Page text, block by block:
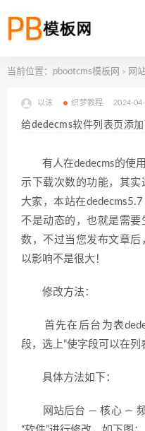
当前位置： pbootcms模板网 > 网
以沫 织梦教程 2024-
给dedecms软件列表页添
有人在dedecms的使用
示下载次数的功能，其
大家，本站在
不是动态的，也就是需
数，不过当您发布文章
以影响不是很大！
修改方法：
首先在后台为表
段，选上“使字段可以在列
具体方法如下：
网站后台 — 核心 — 频